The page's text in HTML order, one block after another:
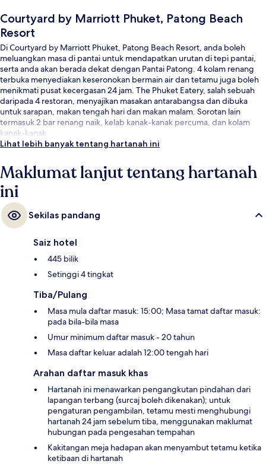
Courtyard by Marriott Phuket, Patong Beach
Resort
Di Courtyard by Marriott Phuket, Patong Beach Resort, anda boleh
meluangkan masa di pantai untuk mendapatkan urutan di tepi pantai,
serta anda akan berada dekat dengan Pantai Patong. 4 kolam renang
terbuka menyediakan keseronokan bermain air dan tetamu juga boleh
menikmati pusat kecergasan 24 jam. The Phuket Eatery, salah sebuah
daripada 4 restoran, menyajikan masakan antarabangsa dan dibuka
untuk sarapan, makan tengah hari dan makan malam. Sorotan lain
termasuk 2 bar renang naik, kelab kanak-kanak percuma, dan kolam
kanak-kanak.
Lihat lebih banyak tentang hartanah ini
Maklumat lanjut tentang hartanah
ini
Sekilas pandang
Saiz hotel
445 bilik
Setinggi 4 tingkat
Tiba/Pulang
Masa mula daftar masuk: 15:00; Masa tamat daftar masuk:
pada bila-bila masa
Umur minimum daftar masuk - 20 tahun
Masa daftar keluar adalah 12:00 tengah hari
Arahan daftar masuk khas
Hartanah ini menawarkan pengangkutan pindahan dari
lapangan terbang (surcaj boleh dikenakan); untuk
pengaturan pengambilan, tetamu mesti menghubungi
hartanah 24 jam sebelum tiba, menggunakan maklumat
hubungan pada pengesahan tempahan
Kakitangan meja hadapan akan menyambut tetamu ketika
ketibaan di hartanah